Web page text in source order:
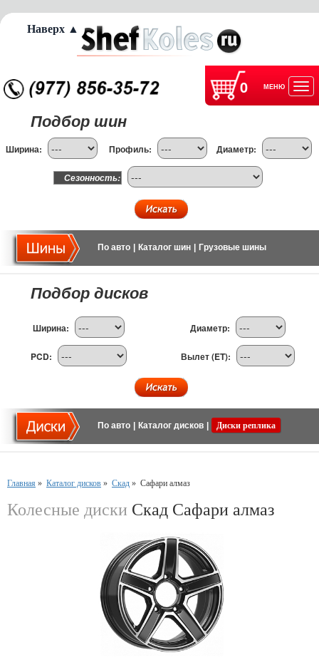
0 МЕНЮ
Подбор шин
Ширина: Профиль: Диаметр:
Сезонность:
По авто Каталог шин Грузовые шины
Подбор дисков
Ширина: Диаметр:
PCD: Вылет (ET):
По авто Каталог дисков Диски реплика
Главная » Каталог дисков » Скад » Сафари алмаз
Колесные диски Скад Сафари алмаз
Наверх ▲